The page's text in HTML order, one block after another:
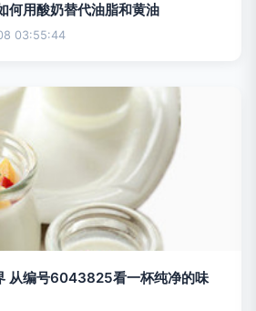
何用酸奶替代油脂和黄油
03:55:44
从编号6043825看一杯纯净的味